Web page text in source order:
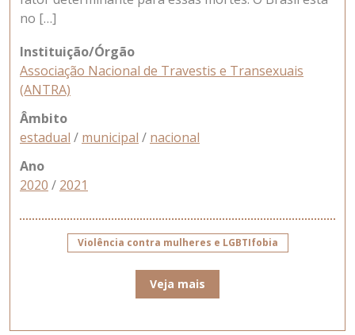
no […]
Instituição/Órgão
Associação Nacional de Travestis e Transexuais
(ANTRA)
Âmbito
estadual / municipal / nacional
Ano
2020 / 2021
Violência contra mulheres e LGBTIfobia
Veja mais